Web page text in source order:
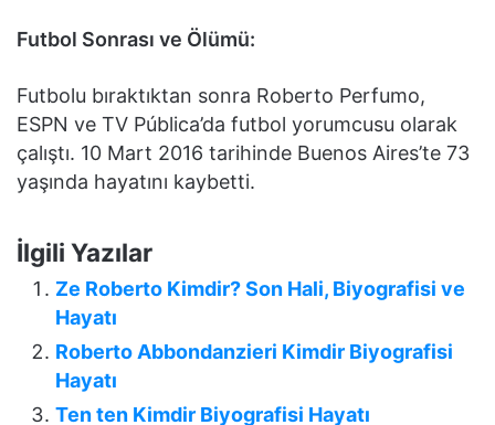
Futbol Sonrası ve Ölümü:
Futbolu bıraktıktan sonra Roberto Perfumo,
ESPN ve TV Pública’da futbol yorumcusu olarak
çalıştı. 10 Mart 2016 tarihinde Buenos Aires’te 73
yaşında hayatını kaybetti.
İlgili Yazılar
Ze Roberto Kimdir? Son Hali, Biyografisi ve
Hayatı
Roberto Abbondanzieri Kimdir Biyografisi
Hayatı
Ten ten Kimdir Biyografisi Hayatı